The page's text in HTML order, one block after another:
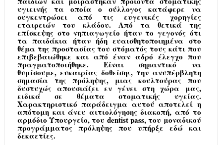
υγιεινής τα οποία ο σύλλογος κατάφερε να
συγκεντρώσει από τις ευγενικές χορηγίες
εταιρειών του κλάδου. Από τα θετικά της
επίσκεψης στο νηπιαγωγείο ήταν το γεγονός ότι
τα παιδάκια ήταν ήδη ευαισθητοποιημένα στο
θέμα της προστασίας του στόματός τους κάτι που
επιβεβαιώθηκε και από έναν αδρό έλεγχο που
πραγματοποιήθηκε. Είναι σημαντικό να
θυμίσουμε, ευκαιρίας δοθείσης, την ανυπέρβλητη
σημασία της πρόληψης, μιας κουλτούρας που
δυστυχώς απουσιάζει εν γένει στη χώρα μας,
ειδικά σε θέματα στοματικής υγείας.
Χαρακτηριστικό παράδειγμα αυτού αποτελεί η
απότομη και άνευ αιτιολόγησης διακοπή, από το
αρμόδιο Υπουργείο, του dentistpass, του μοναδικού
προγράμματος πρόληψης που υπήρξε εδώ και
δεκαετίες.